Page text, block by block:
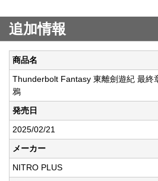
追加情報
商品名
Thunderbolt Fantasy 東離劍遊紀 最終
鴉
発売日
2025/02/21
メーカー
NITRO PLUS